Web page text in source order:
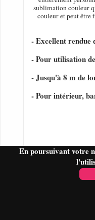
En poursuivant votre
sublimation couleur
couleur et peut être
- Excellent rendue
- Pour utilisation
- Jusqu'à 8 m de
- Pour intérieur,